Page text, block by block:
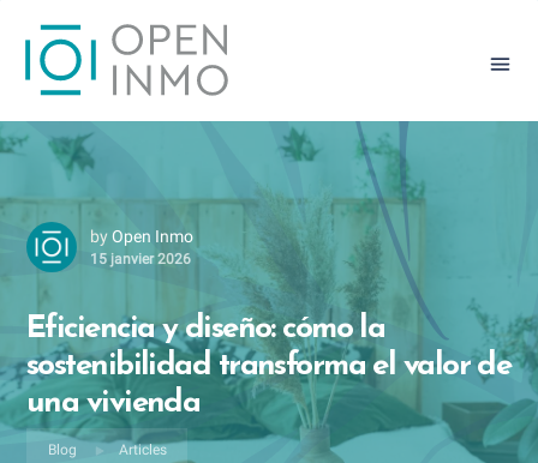
Eficiencia y diseño: cómo la
sostenibilidad transforma el
valor de una vivienda
by Open Inmo
15 janvier 2026
Eficiencia y diseño: cómo la
sostenibilidad transforma el valor de
una vivienda
Blog Articles